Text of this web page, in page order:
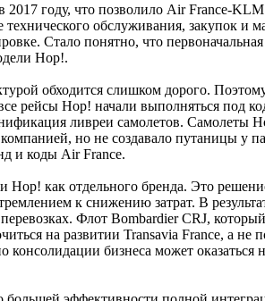
году, что позволило Air France-
обслуживания, закупок и
Стало понятно, что
Hop!.
обходится слишком дорого.
рейсы Hop! начали выполняться под
ливреи самолетов. Самолеты
но не создавало путаницы у
и коды Air France.
как отдельного бренда. Это
к снижению затрат. В
Флот Bombardier CRJ,
на развитии Transavia France, а
бизнеса может оказаться